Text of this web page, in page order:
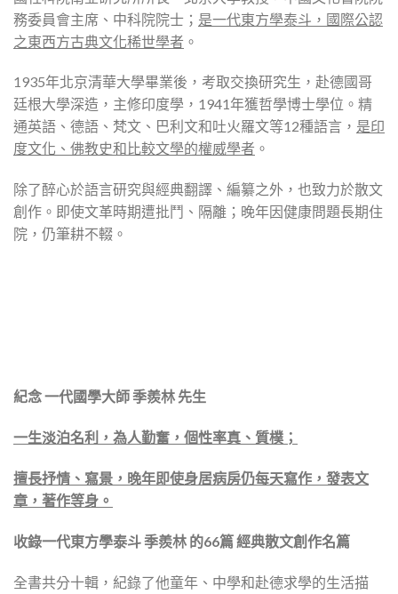
務委員會主席、中科院院士； 是一代東方學泰斗，國際公認
之東西方古典文化稀世學者 。
1935年北京清華大學畢業後，考取交換研究生，赴德國哥
廷根大學深造，主修印度學，1941年獲哲學博士學位。精
通英語、德語、梵文、巴利文和吐火羅文等12種語言， 是印
度文化、佛教史和比較文學的權威學者 。
除了醉心於語言研究與經典翻譯、編纂之外，也致力於散文
創作。即使文革時期遭批鬥、隔離；晚年因健康問題長期住
院，仍筆耕不輟。
紀念 一代國學大師 季羨林 先生
一生淡泊名利，為人勤奮，個性率真、質樸；
擅長抒情、寫景，晚年即使身居病房仍每天寫作，發表文
章，著作等身。
收錄一代東方學泰斗 季羨林 的66篇 經典散文創作名篇
全書共分十輯，紀錄了他童年、中學和赴德求學的生活描